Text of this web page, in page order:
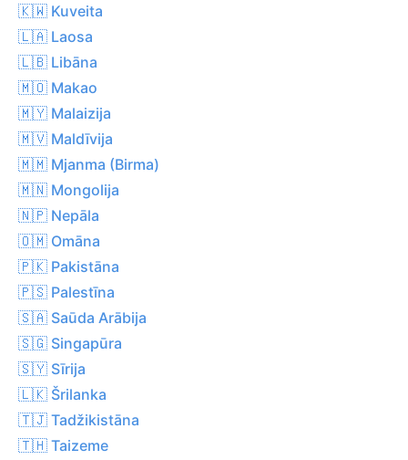
🇰🇼 Kuveita
🇱🇦 Laosa
🇱🇧 Libāna
🇲🇴 Makao
🇲🇾 Malaizija
🇲🇻 Maldīvija
🇲🇲 Mjanma (Birma)
🇲🇳 Mongolija
🇳🇵 Nepāla
🇴🇲 Omāna
🇵🇰 Pakistāna
🇵🇸 Palestīna
🇸🇦 Saūda Arābija
🇸🇬 Singapūra
🇸🇾 Sīrija
🇱🇰 Šrilanka
🇹🇯 Tadžikistāna
🇹🇭 Taizeme